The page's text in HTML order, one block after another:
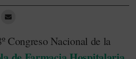
Congreso Nacional de la